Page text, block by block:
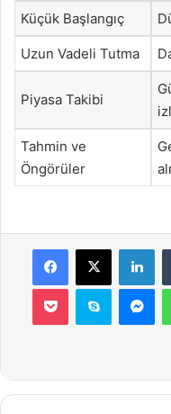
Küçük Başlangıç
Uzun Vadeli Tutma
Piyasa Takibi
Tahmin ve
Öngörüler
Facebook
X
Pocket Skype